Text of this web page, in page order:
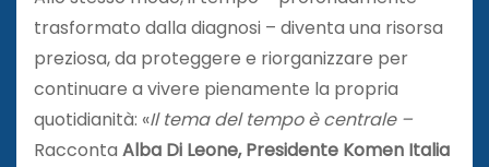
trasformato dalla diagnosi – diventa una risorsa
preziosa, da proteggere e riorganizzare per
continuare a vivere pienamente la propria
quotidianità: «Il tema del tempo è centrale –
Racconta Alba Di Leone, Presidente Komen Italia